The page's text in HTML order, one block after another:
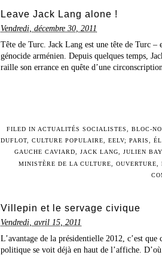
Leave Jack Lang alone !
Vendredi, décembre 30, 2011
Tête de Turc. Jack Lang est une tête de Turc –
génocide arménien. Depuis quelques temps,
raille son errance en quête d’une
FILED IN ACTUALITÉS SOCIALISTES BLOC-
DUFLOT
CULTURE POPULAIRE EELV; PARIS
GAUCHE CAVIARD
JACK LANG JULIEN
MINISTÈRE DE LA CULTURE
OUVERTURE
Villepin et le servage civique
Vendredi, avril 15, 2011
L’avantage de la présidentielle 2012, c’est
politique se voit déjà en haut de l’affiche.